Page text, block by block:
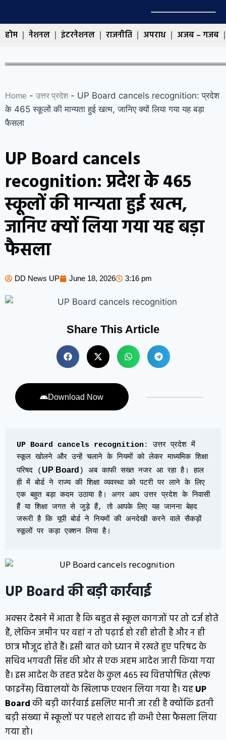
होम नेशनल इंटरनेशनल राजनीति अपराध अजब – गजब
Home - उत्तर प्रदेश- UP Board cancels recognition: प्रदेश
के 465 स्कूलों की मान्यता हुई खत्म, जानिए क्यों लिया गया यह बड़ा
फैसला
UP Board cancels
recognition: प्रदेश के 465
स्कूलों की मान्यता हुई खत्म,
जानिए क्यों लिया गया यह बड़ा
फैसला
DD News UP June 18, 2026 3:16 pm
Share This Article
Download Now
UP Board cancels recognition: उत्तर प्रदेश में
स्कूल खोलने और उन्हें चलाने के नियमों को लेकर माध्यमिक शिक्षा
परिषद ( UP Board ) अब काफी सख्त नजर आ रहा है। हाल
ही में बोर्ड ने राज्य की शिक्षा व्यवस्था को पटरी पर लाने के लिए
एक बहुत बड़ा कदम उठाया है। अगर आप उत्तर प्रदेश के निवासी
हैं या शिक्षा जगत से जुड़े हैं, तो आपके लिए यह जानना बेहद
जरूरी है कि यूपी बोर्ड ने नियमों की अनदेखी करने वाले सैकड़ों
स्कूलों पर कड़ा एक्शन लिया है।
UP Board की बड़ी कार्रवाई
अक्सर देखने में आता है कि बहुत से स्कूल कागजों पर तो दर्ज होते
हैं, लेकिन जमीन पर वहां न तो पढ़ाई हो रही होती है और न ही
छात्र मौजूद होते हैं। इसी बात को ध्यान में रखते हुए परिषद के
सचिव भगवती सिंह की ओर से एक अहम आदेश जारी किया गया
है। इस आदेश के तहत प्रदेश के कुल 465 स्व वित्तपोषित (सेल्फ
फाइनेंस) विद्यालयों के खिलाफ एक्शन लिया गया है। यहUP
Boardकी बड़ी कार्रवाई इसलिए मानी जा रही है क्योंकि इतनी
बड़ी संख्या में स्कूलों पर पहले शायद ही कभी ऐसा फैसला लिया
गया हो।